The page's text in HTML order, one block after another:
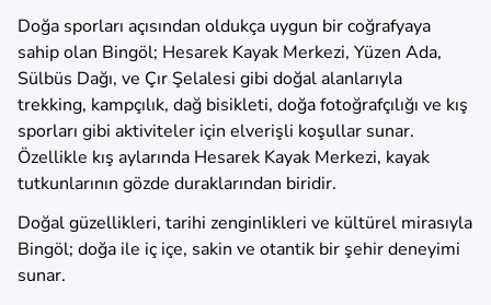
Doğa sporları açısından oldukça uygun bir coğrafyaya
sahip olan Bingöl; Hesarek Kayak Merkezi, Yüzen Ada,
Sülbüs Dağı, ve Çır Şelalesi gibi doğal alanlarıyla
trekking, kampçılık, dağ bisikleti, doğa fotoğrafçılığı ve kış
sporları gibi aktiviteler için elverişli koşullar sunar.
Özellikle kış aylarında Hesarek Kayak Merkezi, kayak
tutkunlarının gözde duraklarından biridir.
Doğal güzellikleri, tarihi zenginlikleri ve kültürel mirasıyla
Bingöl; doğa ile iç içe, sakin ve otantik bir şehir deneyimi
sunar.